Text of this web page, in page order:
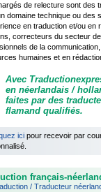
de relecture sont des
domaine technique ou des
en traduction et/ou en
correcteurs du secteur de
de la
humaines et en
Avec
en néerlandais /
faites par des
flamand qualifiés.
ici pour recevoir par
français-
/ Traducteur